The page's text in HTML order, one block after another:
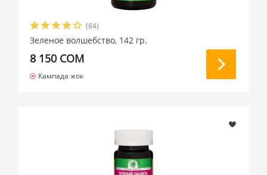
(84)
Зеленое волшебство, 142 гр.
8 150 СОМ
Кампада жок